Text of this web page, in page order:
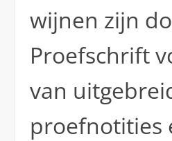
wijnen zijn
Proefschrift
van
proefnotities